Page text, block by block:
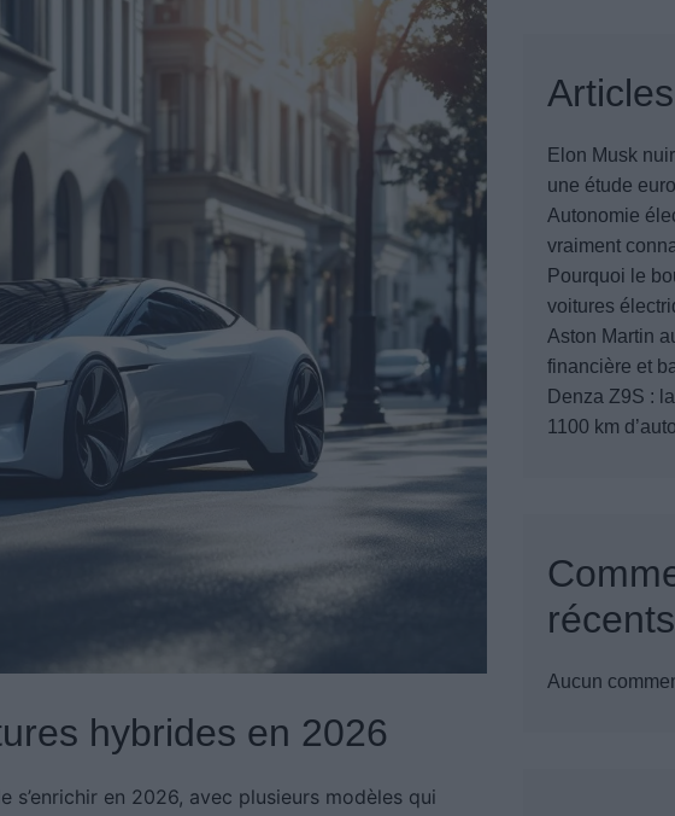
hybrides en 2026
en 2026, avec plusieurs modèles qui
Elon Musk
une étude
Autonomie
vraiment
Pourquoi le
voitures
Aston Martin
financière et
Denza Z9S :
1100 km
récents
Aucun